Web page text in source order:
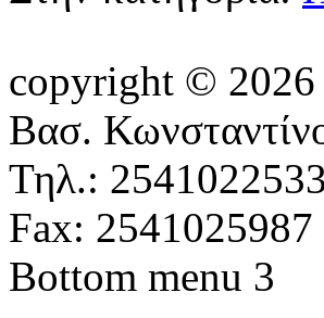
copyright © 2026
Βασ.
Τηλ.:
Fax: 2541025987
Bottom menu 3